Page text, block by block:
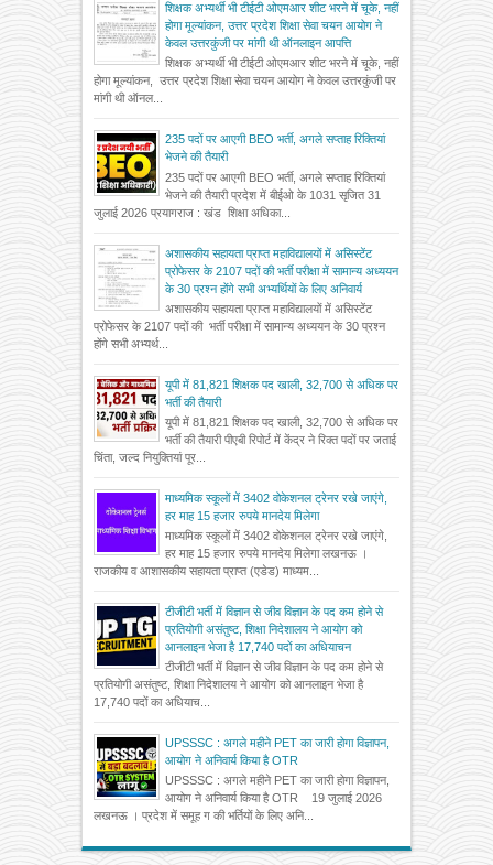
शिक्षक अभ्यर्थी भी टीईटी ओएमआर शीट भरने में चूके, नहीं
होगा मूल्यांकन, उत्तर प्रदेश शिक्षा सेवा चयन आयोग ने
केवल उत्तरकुंजी पर मांगी थी ऑनलाइन आपत्ति
शिक्षक अभ्यर्थी भी टीईटी ओएमआर शीट भरने में चूके, नहीं
होगा मूल्यांकन, उत्तर प्रदेश शिक्षा सेवा चयन आयोग ने केवल उत्तरकुंजी पर
मांगी थी ऑनल...
235 पदों पर आएगी BEO भर्ती, अगले सप्ताह रिक्तियां
भेजने की तैयारी
235 पदों पर आएगी BEO भर्ती, अगले सप्ताह रिक्तियां
भेजने की तैयारी प्रदेश में बीईओ के 1031 सृजित 31
जुलाई 2026 प्रयागराज : खंड शिक्षा अधिका...
अशासकीय सहायता प्राप्त महाविद्यालयों में असिस्टेंट
प्रोफेसर के 2107 पदों की भर्ती परीक्षा में सामान्य अध्ययन
के 30 प्रश्न होंगे सभी अभ्यर्थियों के लिए अनिवार्य
अशासकीय सहायता प्राप्त महाविद्यालयों में असिस्टेंट
प्रोफेसर के 2107 पदों की भर्ती परीक्षा में सामान्य अध्ययन के 30 प्रश्न
होंगे सभी अभ्यर्थ...
यूपी में 81,821 शिक्षक पद खाली, 32,700 से अधिक पर
भर्ती की तैयारी
यूपी में 81,821 शिक्षक पद खाली, 32,700 से अधिक पर
भर्ती की तैयारी पीएबी रिपोर्ट में केंद्र ने रिक्त पदों पर जताई
चिंता, जल्द नियुक्तियां पूर...
माध्यमिक स्कूलों में 3402 वोकेशनल ट्रेनर रखे जाएंगे,
हर माह 15 हजार रुपये मानदेय मिलेगा
माध्यमिक स्कूलों में 3402 वोकेशनल ट्रेनर रखे जाएंगे,
हर माह 15 हजार रुपये मानदेय मिलेगा लखनऊ ।
राजकीय व आशासकीय सहायता प्राप्त (एडेड) माध्यम...
टीजीटी भर्ती में विज्ञान से जीव विज्ञान के पद कम होने से
प्रतियोगी असंतुष्ट, शिक्षा निदेशालय ने आयोग को
आनलाइन भेजा है 17,740 पदों का अधियाचन
टीजीटी भर्ती में विज्ञान से जीव विज्ञान के पद कम होने से
प्रतियोगी असंतुष्ट, शिक्षा निदेशालय ने आयोग को आनलाइन भेजा है
17,740 पदों का अधियाच...
UPSSSC : अगले महीने PET का जारी होगा विज्ञापन,
आयोग ने अनिवार्य किया है OTR
UPSSSC : अगले महीने PET का जारी होगा विज्ञापन,
आयोग ने अनिवार्य किया है OTR 19 जुलाई 2026
लखनऊ । प्रदेश में समूह ग की भर्तियों के लिए अनि...